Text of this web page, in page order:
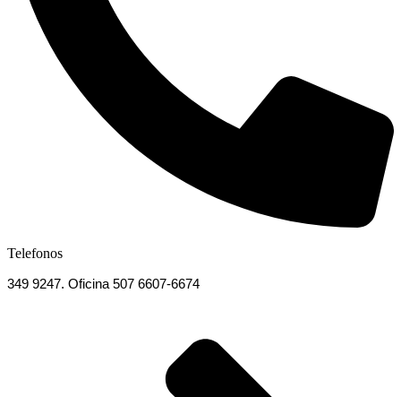
Telefonos
349 9247. Oficina 507 6607-6674